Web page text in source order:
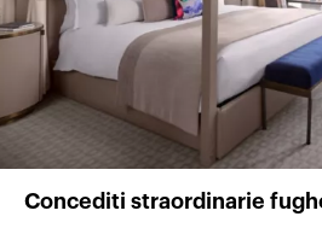
Concediti straordinarie